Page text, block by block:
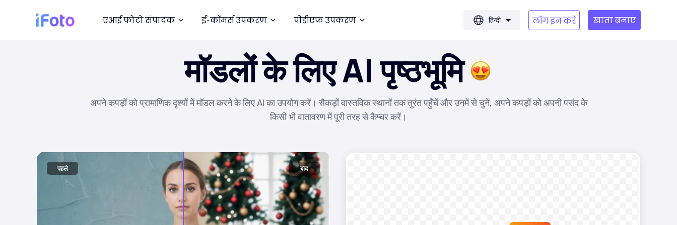
एआई फोटो संपादक ई-कॉमर्स उपकरण पीडीएफ उपकरण हिन्दी लॉग इन करें खाता बनाएं
मॉडलों के लिए AI पृष्ठभूमि
अपने कपड़ों को प्रामाणिक दृश्यों में मॉडल करने के लिए AI का उपयोग करें। सैकड़ों वास्तविक स्थानों तक तुरंत पहुँचें और उनमें से चुनें, अपने कपड़ों को अपनी पसंद के
किसी भी वातावरण में पूरी तरह से कैप्चर करें।
पहले बाद